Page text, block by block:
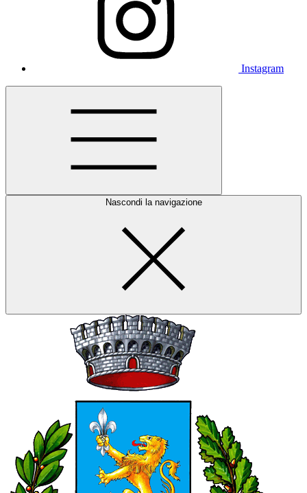
Instagram
Nascondi la navigazione